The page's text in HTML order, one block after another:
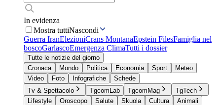
In evidenza
Mostra tuttiNascondi
Guerra IranElezioniCrans MontanaEpstein FilesFamiglia nel
boscoGarlascoEmergenza ClimaTutti i dossier
Tutte le notizie del giorno
Cronaca
Mondo Politica Economia Sport
Meteo
Video
Foto Infografiche
Schede
Tv & Spettacolo
TgcomLab TgcomMag
TgTech
Lifestyle
Oroscopo Salute Skuola Cultura
Animali